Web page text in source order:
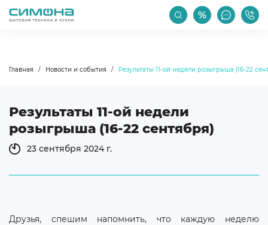
РАСПРОДАЖА ПРОИЗВОДИТЕЛИ
Главная Новости и события Результаты 11-ой недели розыгрыша (16-22
Результаты 11-ой недели
розыгрыша (16-22 сентября)
23 сентября 2024 г.
Друзья, спешим напомнить, что каждую неделю